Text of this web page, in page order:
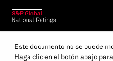
Este documento no se puede
Haga clic en el botón abajo